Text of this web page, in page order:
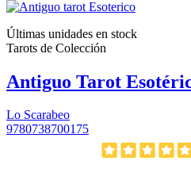
Últimas unidades en stock
Tarots de Colección
Antiguo Tarot
Lo Scarabeo
9780738700175